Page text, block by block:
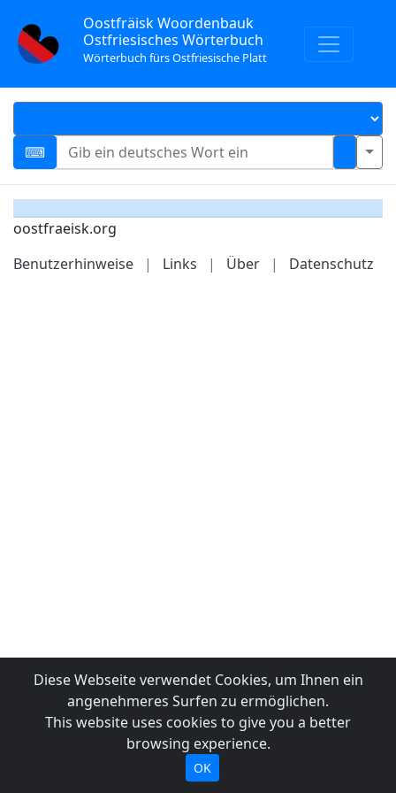
Oostfräisk Woordenbauk
Ostfriesisches Wörterbuch
Wörterbuch fürs Ostfriesische Platt
oostfraeisk.org
Benutzerhinweise
| Links | Über | Datenschutz
Diese Webseite verwendet Cookies, um Ihnen ein
angenehmeres Surfen zu ermöglichen.
This website uses cookies to give you a better
browsing experience.
OK